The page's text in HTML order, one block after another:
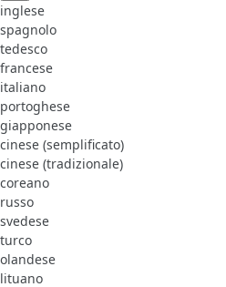
inglese
spagnolo
tedesco
francese
italiano
portoghese
giapponese
cinese (semplificato)
cinese (tradizionale)
coreano
russo
svedese
turco
olandese
lituano